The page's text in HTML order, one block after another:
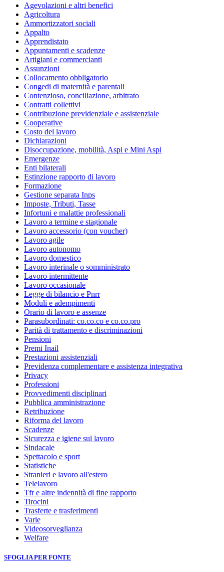
Agevolazioni e altri benefici
Agricoltura
Ammortizzatori sociali
Appalto
Apprendistato
Appuntamenti e scadenze
Artigiani e commercianti
Assunzioni
Collocamento obbligatorio
Congedi di maternità e parentali
Contenzioso, conciliazione, arbitrato
Contratti collettivi
Contribuzione previdenziale e assistenziale
Cooperative
Costo del lavoro
Dichiarazioni
Disoccupazione, mobilità, Aspi e Mini Aspi
Emergenze
Enti bilaterali
Estinzione rapporto di lavoro
Formazione
Gestione separata Inps
Imposte, Tributi, Tasse
Infortuni e malattie professionali
Lavoro a termine e stagionale
Lavoro accessorio (con voucher)
Lavoro agile
Lavoro autonomo
Lavoro domestico
Lavoro interinale o somministrato
Lavoro intermittente
Lavoro occasionale
Legge di bilancio e Pnrr
Moduli e adempimenti
Orario di lavoro e assenze
Parasubordinati: co.co.co e co.co.pro
Parità di trattamento e discriminazioni
Pensioni
Premi Inail
Prestazioni assistenziali
Previdenza complementare e assistenza integrativa
Privacy
Professioni
Provvedimenti disciplinari
Pubblica amministrazione
Retribuzione
Riforma del lavoro
Scadenze
Sicurezza e igiene sul lavoro
Sindacale
Spettacolo e sport
Statistiche
Stranieri e lavoro all'estero
Telelavoro
Tfr e altre indennità di fine rapporto
Tirocini
Trasferte e trasferimenti
Varie
Videosorveglianza
Welfare
SFOGLIA PER FONTE